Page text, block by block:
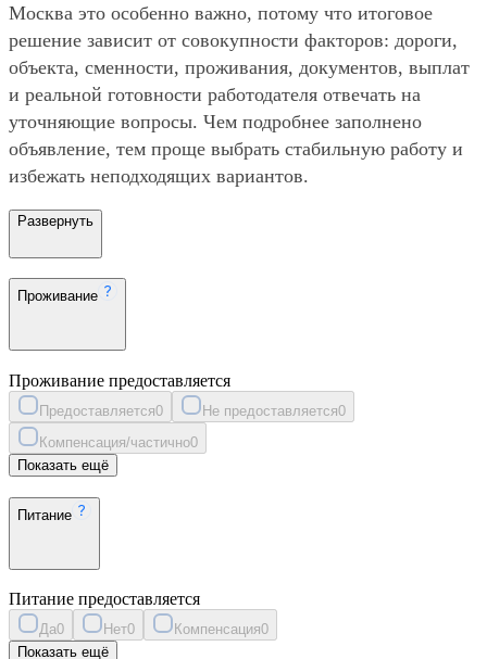
Москва это особенно важно, потому что итоговое
решение зависит от совокупности факторов: дороги,
объекта, сменности, проживания, документов, выплат
и реальной готовности работодателя отвечать на
уточняющие вопросы. Чем подробнее заполнено
объявление, тем проще выбрать стабильную работу и
избежать неподходящих вариантов.
Развернуть
Проживание
Проживание предоставляется
Предоставляется0 Не предоставляется0
Компенсация/частично0
Показать ещё
Питание
Питание предоставляется
Да0 Нет0 Компенсация0
Показать ещё